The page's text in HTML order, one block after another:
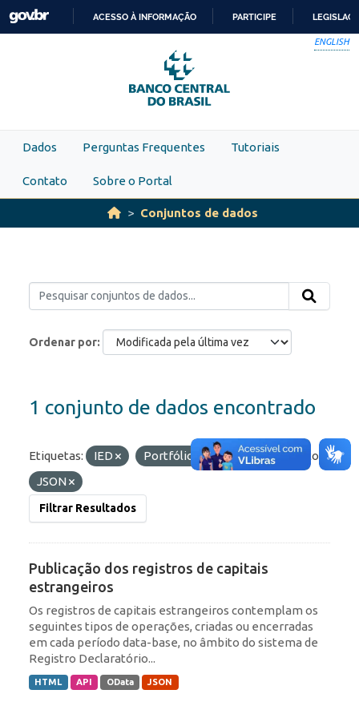
Skip to main content
PARA
O
CONTEÚDO
ACESSO À INFORMAÇÃO PARTICIPE
ENGLISH
Dados Perguntas Frequentes Tutoriais
Contato Sobre o Portal
Conjuntos de dados
Ordenar por
1 conjunto de dados encontrado
Etiquetas: IED Portfólio RDE
Formatos:
JSON
Filtrar Resultados
Publicação dos registros de capitais
estrangeiros
Os registros de capitais estrangeiros contemplam os
seguintes tipos de operações, criadas ou encerradas
em cada período data-base, no âmbito do sistema de
Registro Declaratório...
HTML API OData JSON